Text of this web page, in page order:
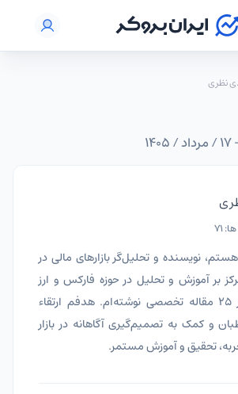
نظری
71
نویسنده و تحلیل‌گر بازارهای مالی در
بر آموزش و تحلیل در حوزه فارکس و ارز
دیجیتال، بیش از ۲۵ مقاله تخصصی نوشته‌ام. هدفم ارتقاء
و کمک به تصمیم‌گیری آگاهانه در بازار
تحقیق و آموزش مستمر.